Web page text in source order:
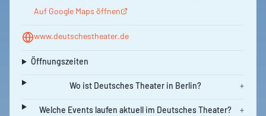
Auf Google Maps öffnen
www.deutschestheater.de
Öffnungszeiten
Wo ist Deutsches Theater in Berlin? +
Welche Events laufen aktuell im Deutsches Theater? +